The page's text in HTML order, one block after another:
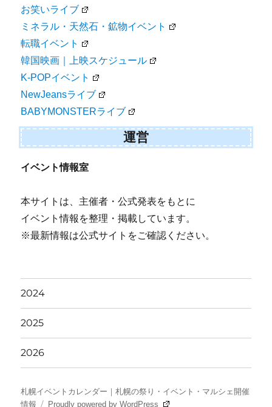
お笑いライブ
ミネラル・天然石・鉱物イベント
転職イベント
韓国映画｜上映スケジュール
K-POPイベント
NewJeansライブ
BABYMONSTERライブ
運営
イベント情報室
本サイトは、主催者・公式発表をもとに
イベント情報を整理・掲載しています。
※最新情報は公式サイトをご確認ください。
2024
2025
2026
札幌イベントカレンダー｜札幌の祭り・イベント・マルシェ開催
情報
Proudly powered by WordPress